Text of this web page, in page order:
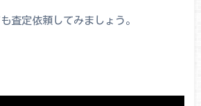
査定依頼してみましょう。